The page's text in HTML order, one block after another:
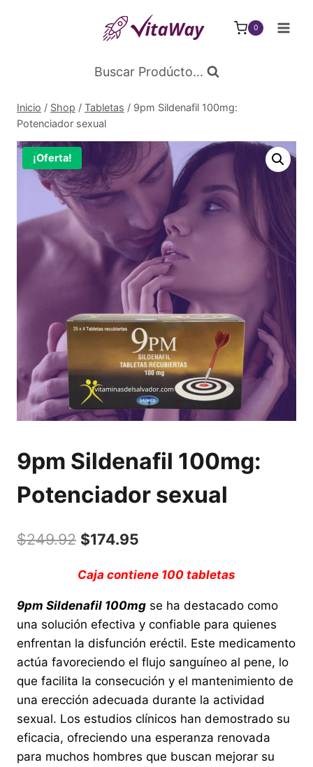
0
Buscar Prodúcto...
Inicio / Shop / Tabletas / 9pm Sildenafil 100mg:
Potenciador sexual
¡Oferta!
9pm Sildenafil 100mg:
Potenciador sexual
$249.92 El
original
era:
$249.92.
$174.95
actual
es:
$174.95.
Caja contiene 100 tabletas
9pm Sildenafil 100mg se ha destacado como
una solución efectiva y confiable para quienes
enfrentan la disfunción eréctil. Este medicamento
actúa favoreciendo el flujo sanguíneo al pene, lo
que facilita la consecución y el mantenimiento de
una erección adecuada durante la actividad
sexual. Los estudios clínicos han demostrado su
eficacia, ofreciendo una esperanza renovada
para muchos hombres que buscan mejorar su